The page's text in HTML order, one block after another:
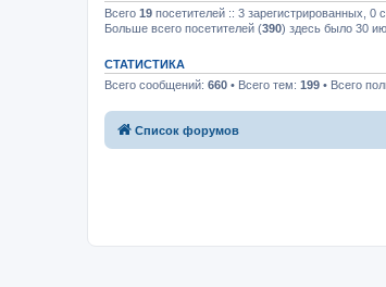
Всего 19 посетителей :: 3 зарегистрированных, 0
Больше всего посетителей (390) здесь было 30
СТАТИСТИКА
Всего сообщений: 660 • Всего тем: 199 • Всего
Список форумов